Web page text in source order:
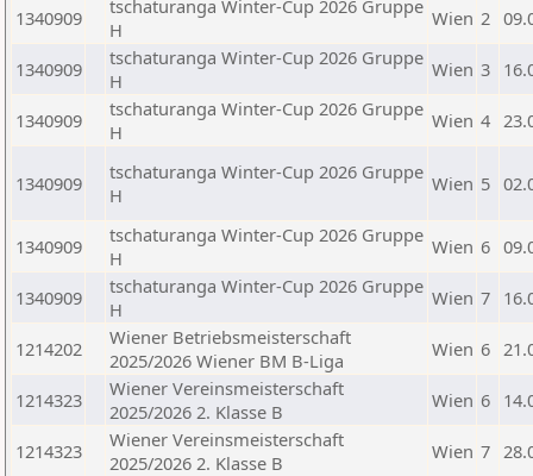
1340909
tschaturanga Winter-Cup 2026 Gruppe
H
Wien 2
1340909
tschaturanga Winter-Cup 2026 Gruppe
H
Wien 3
1340909
tschaturanga Winter-Cup 2026 Gruppe
H
Wien 4
1340909
tschaturanga Winter-Cup 2026 Gruppe
H
Wien 5
1340909
tschaturanga Winter-Cup 2026 Gruppe
H
Wien 6
1340909
tschaturanga Winter-Cup 2026 Gruppe
H
Wien 7
1214202
Wiener Betriebsmeisterschaft
2025/2026 Wiener BM B-Liga
Wien 6
1214323
Wiener Vereinsmeisterschaft
2025/2026 2. Klasse B
Wien 6
1214323
Wiener Vereinsmeisterschaft
2025/2026 2. Klasse B
Wien 7